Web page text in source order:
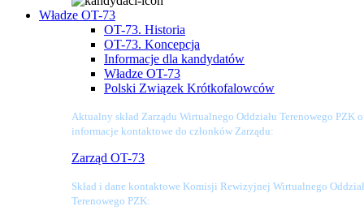
Władze OT-73
OT-73. Historia
OT-73. Koncepcja
Informacje dla kandydatów
Władze OT-73
Polski Związek Krótkofalowców
Aktualny skład Zarządu Wirtualnego Oddziału Terenowego PZK
informacje kontaktowe do członków Zarządu:
Zarząd OT-73
Skład i dane kontaktowe Komisji Rewizyjnej Wirtualnego
Terenowego PZK: